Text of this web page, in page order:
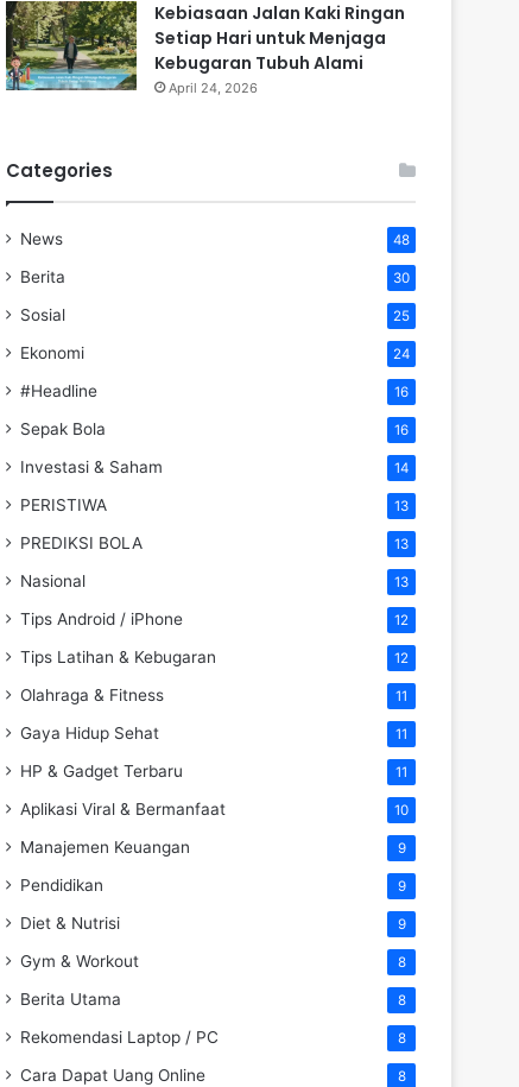
Kebiasaan Jalan Kaki Ringan
Setiap Hari untuk Menjaga
Kebugaran Tubuh Alami
April 24, 2026
Categories
News 48
Berita 30
Sosial 25
Ekonomi 24
#Headline 16
Sepak Bola 16
Investasi & Saham 14
PERISTIWA 13
PREDIKSI BOLA 13
Nasional 13
Tips Android / iPhone 12
Tips Latihan & Kebugaran 12
Olahraga & Fitness 11
Gaya Hidup Sehat 11
HP & Gadget Terbaru 11
Aplikasi Viral & Bermanfaat 10
Manajemen Keuangan 9
Pendidikan 9
Diet & Nutrisi 9
Gym & Workout 8
Berita Utama 8
Rekomendasi Laptop / PC 8
Cara Dapat Uang Online 8